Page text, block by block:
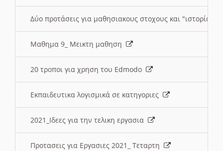
Δύο προτάσεις για μαθησιακους στοχους και "ιστορία"
Μαθημα 9_ Μεικτη μαθηση
20 τροποι για χρηση του Edmodo
Εκπαιδευτικα λογισμικά σε κατηγοριες
2021_Ιδεες για την τελικη εργασια
Προτασεις για Εργασιες 2021_ Τεταρτη